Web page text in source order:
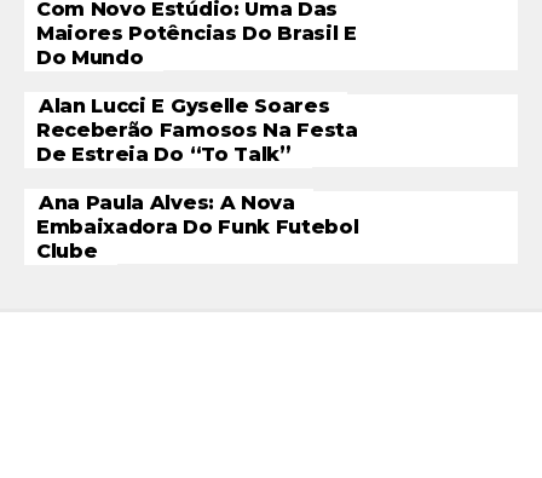
Com Novo Estúdio: Uma Das
Maiores Potências Do Brasil E
Do Mundo
Alan Lucci E Gyselle Soares
Receberão Famosos Na Festa
De Estreia Do “To Talk”
Ana Paula Alves: A Nova
Embaixadora Do Funk Futebol
Clube